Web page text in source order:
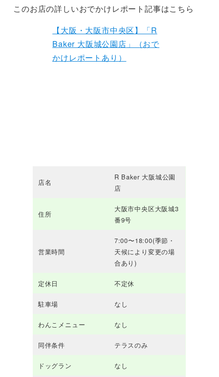
このお店の詳しいおでかけレポート記事はこちら
【大阪・大阪市中央区】「R
Baker 大阪城公園店」（おで
かけレポートあり）
店名
R Baker 大阪城公園
店
住所
大阪市中央区大阪城3
番9号
営業時間
7:00〜18:00(季節・
天候により変更の場
合あり)
定休日 不定休
駐車場 なし
わんこメニュー なし
同伴条件 テラスのみ
ドッグラン なし